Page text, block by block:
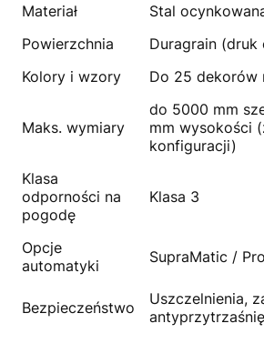
Materiał
Stal
Powierzchnia
Duragrain (druk
Kolory i wzory
Do 25 dekorów
Maks. wymiary
do 5000 mm
mm wysokości
konfiguracji)
Klasa
odporności na
pogodę
Klasa 3
Opcje
automatyki
SupraMatic /
Bezpieczeństwo
Uszczelnienia,